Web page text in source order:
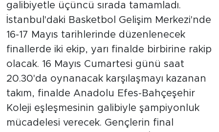
galibiyetle üçüncü sırada tamamladı.
İstanbul'daki Basketbol Gelişim Merkezi'nde
16-17 Mayıs tarihlerinde düzenlenecek
finallerde iki ekip, yarı finalde birbirine rakip
olacak. 16 Mayıs Cumartesi günü saat
20.30'da oynanacak karşılaşmayı kazanan
takım, finalde Anadolu Efes-Bahçeşehir
Koleji eşleşmesinin galibiyle şampiyonluk
mücadelesi verecek. Gençlerin final